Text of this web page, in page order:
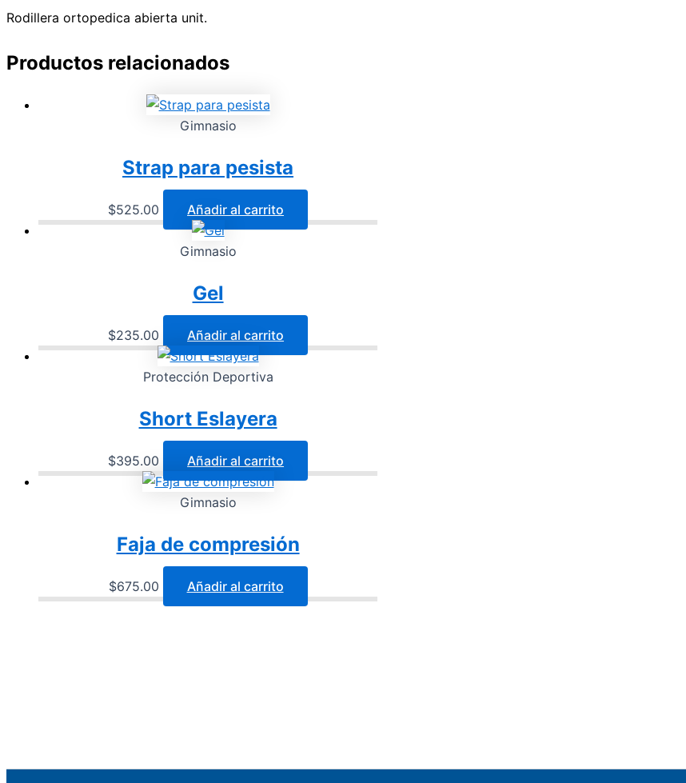
Rodillera ortopedica abierta unit.
Productos relacionados
Gimnasio
Strap para pesista
$525.00 Añadir al carrito
Gimnasio
Gel
$235.00 Añadir al carrito
Protección Deportiva
Short Eslayera
$395.00 Añadir al carrito
Gimnasio
Faja de compresión
$675.00 Añadir al carrito